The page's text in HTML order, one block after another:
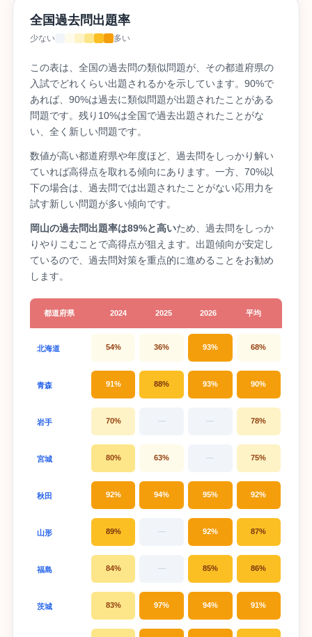
全国過去問出題率
少ない 多い
この表は、全国の過去問の類似問題が、その都道府県の
入試でどれくらい出題されるかを示しています。90%で
あれば、90%は過去に類似問題が出題されたことがある
問題です。残り10%は全国で過去出題されたことがな
い、全く新しい問題です。
数値が高い都道府県や年度ほど、過去問をしっかり解い
ていれば高得点を取れる傾向にあります。一方、70%以
下の場合は、過去問では出題されたことがない応用力を
試す新しい問題が多い傾向です。
岡山の過去問出題率は89%と高いため、過去問をしっか
りやりこむことで高得点が狙えます。出題傾向が安定し
ているので、過去問対策を重点的に進めることをお勧め
します。
都道府県 2024 2025 2026 平均
北海道 54% 36% 93% 68%
青森 91% 88% 93% 90%
岩手 70% — — 78%
宮城 80% 63% — 75%
秋田 92% 94% 95% 92%
山形 89% — 92% 87%
福島 84% — 85% 86%
茨城 83% 97% 94% 91%